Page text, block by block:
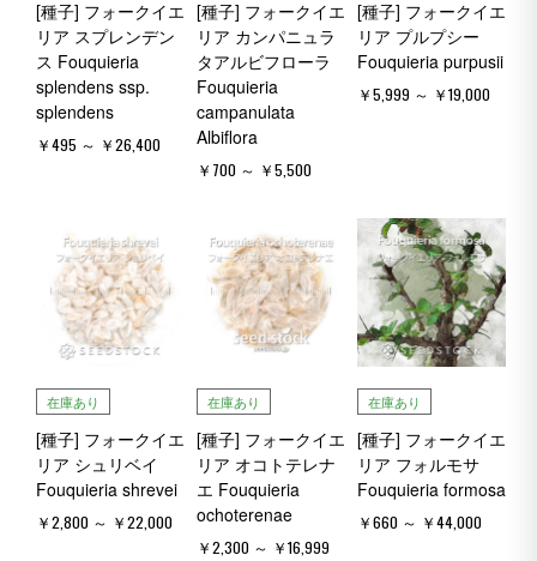
[種子] フォークイエ
リア スプレンデン
ス Fouquieria
splendens ssp.
splendens
￥495 ～ ￥26,400
[種子] フォークイエ
リア カンパニュラ
タアルビフローラ
Fouquieria
campanulata
Albiflora
￥700 ～ ￥5,500
[種子] フォークイエ
リア プルプシー
Fouquieria purpusii
￥5,999 ～ ￥19,000
在庫あり
[種子] フォークイエ
リア シュリベイ
Fouquieria shrevei
￥2,800 ～ ￥22,000
在庫あり
[種子] フォークイエ
リア オコトテレナ
エ Fouquieria
ochoterenae
￥2,300 ～ ￥16,999
在庫あり
[種子] フォークイエ
リア フォルモサ
Fouquieria formosa
￥660 ～ ￥44,000